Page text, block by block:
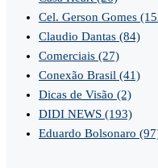
Cel. Gerson Gomes
Claudio Dantas (84)
Comerciais (27)
Conexão Brasil (41)
Dicas de Visão (2)
DIDI NEWS (193)
Eduardo Bolsonaro